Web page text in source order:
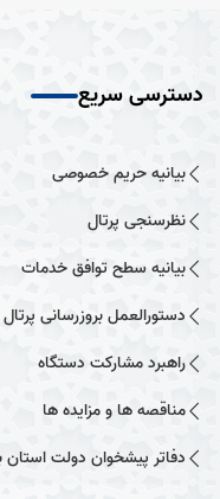
دسترسی سریع
بیانیه حریم خصوصی
نظرسنجی پرتال
بیانیه سطح توافق خدمات
دستورالعمل بروزرسانی پرتال
راهبرد مشارکت دستگاه
مناقصه ها و مزایده ها
دفاتر پیشخوان دولت استان